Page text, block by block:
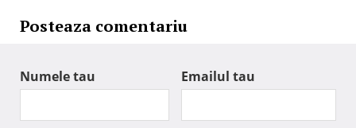
Posteaza comentariu
Numele tau Emailul tau